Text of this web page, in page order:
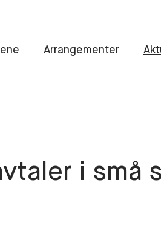
Arrangementer
i små